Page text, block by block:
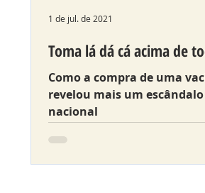
Toma lá dá cá acima de
Como a compra de uma
revelou mais um escândalo
nacional
1 de jul. de 2021